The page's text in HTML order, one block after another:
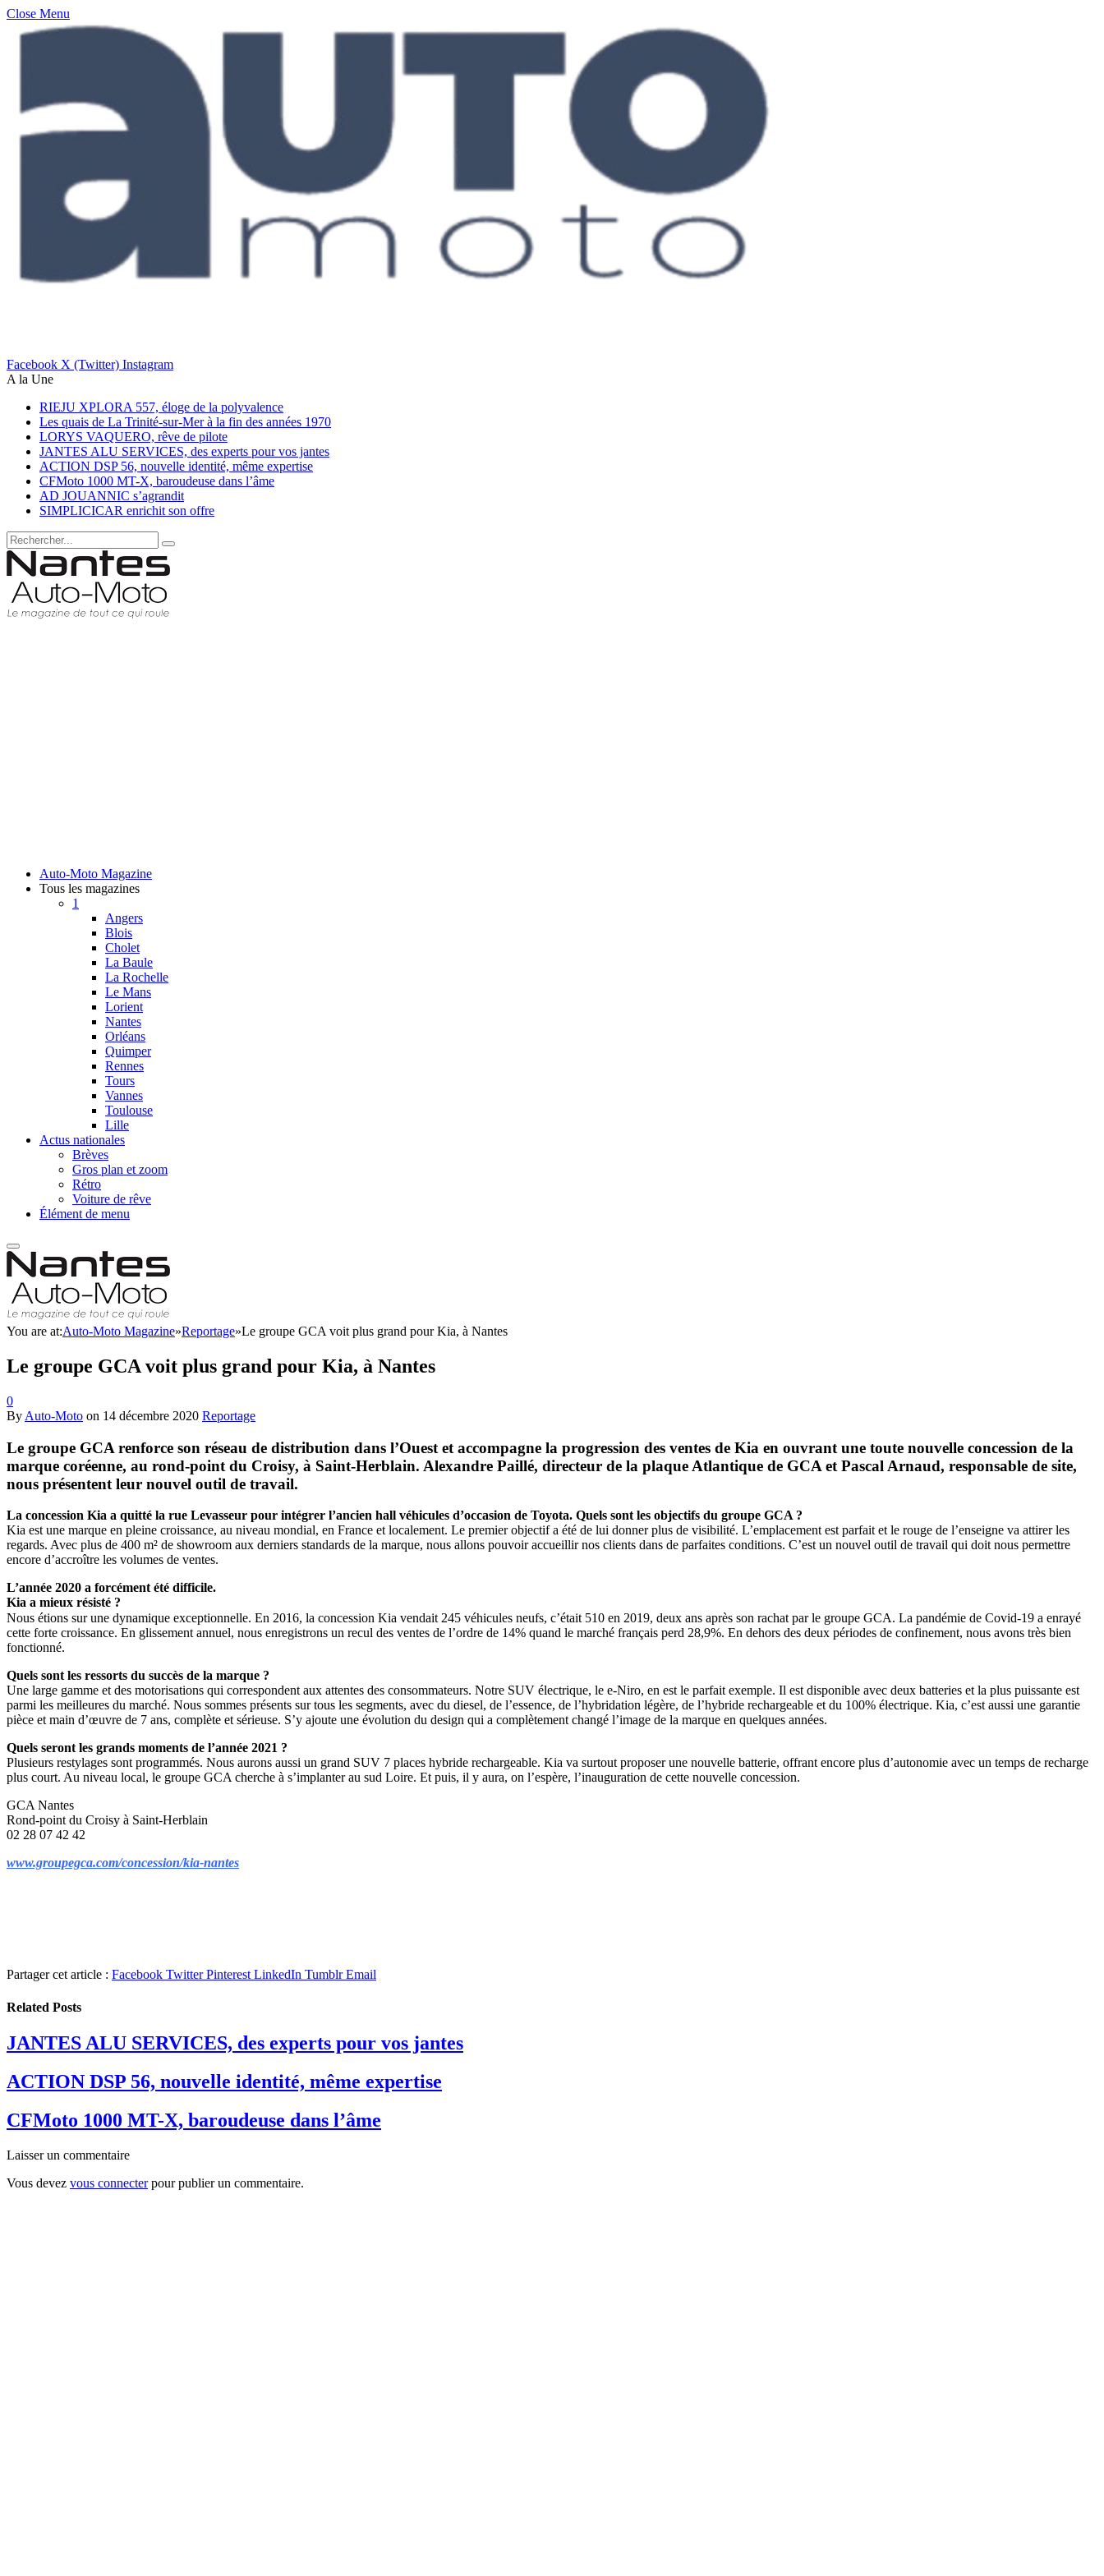
Close Menu
Facebook X (Twitter) Instagram
A la Une
RIEJU XPLORA 557, éloge de la polyvalence
Les quais de La Trinité-sur-Mer à la fin des années 1970
LORYS VAQUERO, rêve de pilote
JANTES ALU SERVICES, des experts pour vos jantes
ACTION DSP 56, nouvelle identité, même expertise
CFMoto 1000 MT-X, baroudeuse dans l’âme
AD JOUANNIC s’agrandit
SIMPLICICAR enrichit son offre
Auto-Moto Magazine
Tous les magazines
1
Angers
Blois
Cholet
La Baule
La Rochelle
Le Mans
Lorient
Nantes
Orléans
Quimper
Rennes
Tours
Vannes
Toulouse
Lille
Actus nationales
Brèves
Gros plan et zoom
Rétro
Voiture de rêve
Élément de menu
You are at:Auto-Moto Magazine»Reportage»Le groupe GCA voit plus grand pour Kia, à Nantes
Le groupe GCA voit plus grand pour Kia, à Nantes
0
By Auto-Moto on 14 décembre 2020 Reportage
Le groupe GCA renforce son réseau de distribution dans l’Ouest et accompagne la progression des ventes de Kia en ouvrant une toute nouvelle concession de la
marque coréenne, au rond-point du Croisy, à Saint-Herblain. Alexandre Paillé, directeur de la plaque Atlantique de GCA et Pascal Arnaud, responsable de site,
nous présentent leur nouvel outil de travail.
La concession Kia a quitté la rue Levasseur pour intégrer l’ancien hall véhicules d’occasion de Toyota. Quels sont les objectifs du groupe GCA ?
Kia est une marque en pleine croissance, au niveau mondial, en France et localement. Le premier objectif a été de lui donner plus de visibilité. L’emplacement est parfait et le rouge de l’enseigne va attirer les
regards. Avec plus de 400 m² de showroom aux derniers standards de la marque, nous allons pouvoir accueillir nos clients dans de parfaites conditions. C’est un nouvel outil de travail qui doit nous permettre
encore d’accroître les volumes de ventes.
L’année 2020 a forcément été difficile.
Kia a mieux résisté ?
Nous étions sur une dynamique exceptionnelle. En 2016, la concession Kia vendait 245 véhicules neufs, c’était 510 en 2019, deux ans après son rachat par le groupe GCA. La pandémie de Covid-19 a enrayé
cette forte croissance. En glissement annuel, nous enregistrons un recul des ventes de l’ordre de 14% quand le marché français perd 28,9%. En dehors des deux périodes de confinement, nous avons très bien
fonctionné.
Quels sont les ressorts du succès de la marque ?
Une large gamme et des motorisations qui correspondent aux attentes des consommateurs. Notre SUV électrique, le e-Niro, en est le parfait exemple. Il est disponible avec deux batteries et la plus puissante est
parmi les meilleures du marché. Nous sommes présents sur tous les segments, avec du diesel, de l’essence, de l’hybridation légère, de l’hybride rechargeable et du 100% électrique. Kia, c’est aussi une garantie
pièce et main d’œuvre de 7 ans, complète et sérieuse. S’y ajoute une évolution du design qui a complètement changé l’image de la marque en quelques années.
Quels seront les grands moments de l’année 2021 ?
Plusieurs restylages sont programmés. Nous aurons aussi un grand SUV 7 places hybride rechargeable. Kia va surtout proposer une nouvelle batterie, offrant encore plus d’autonomie avec un temps de recharge
plus court. Au niveau local, le groupe GCA cherche à s’implanter au sud Loire. Et puis, il y aura, on l’espère, l’inauguration de cette nouvelle concession.
GCA Nantes
Rond-point du Croisy à Saint-Herblain
02 28 07 42 42
www.groupegca.com/concession/kia-nantes
Partager cet article : Facebook Twitter Pinterest LinkedIn Tumblr Email
Related Posts
JANTES ALU SERVICES, des experts pour vos jantes
ACTION DSP 56, nouvelle identité, même expertise
CFMoto 1000 MT-X, baroudeuse dans l’âme
Laisser un commentaire
Vous devez vous connecterpour publier un commentaire.